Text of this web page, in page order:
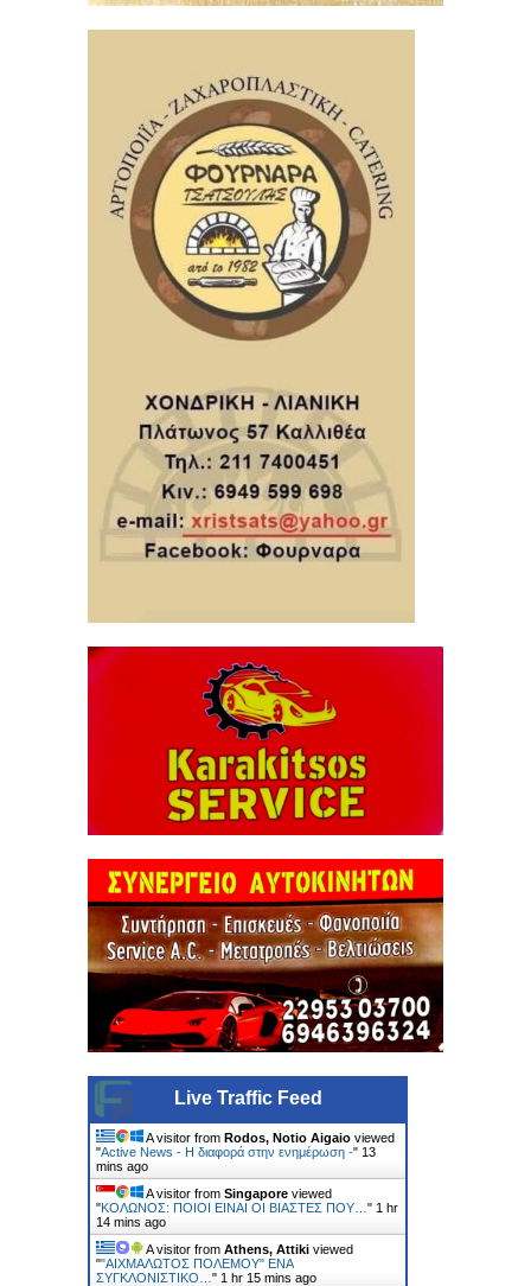
Live Traffic Feed
A visitor from Rodos, Notio Aigaio viewed
"Active News - Η διαφορά στην ενημέρωση -" 13
mins ago
A visitor from Singapore viewed
"ΚΟΛΩΝΟΣ: ΠΟΙΟΙ ΕΙΝΑΙ ΟΙ ΒΙΑΣΤΕΣ ΠΟΥ… " 1 hr
14 mins ago
A visitor from Athens, Attiki viewed
""ΑΙΧΜΑΛΩΤΟΣ ΠΟΛΕΜΟΥ" ΕΝΑ
ΣΥΓΚΛΟΝΙΣΤΙΚΟ… " 1 hr 15 mins ago